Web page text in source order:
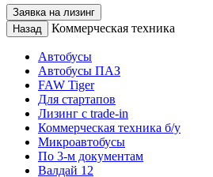
Заявка на лизинг
Назад
Коммерческая техника
Автобусы
Автобусы ПАЗ
FAW Tiger
Для стартапов
Лизинг с trade-in
Коммерческая техника б/у
Микроавтобусы
По 3-м документам
Валдай 12